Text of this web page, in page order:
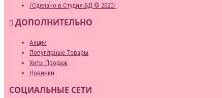
/Сделано в Студия БД © 2020/
ДОПОЛНИТЕЛЬНО
Акции
Популярные Товары
Хиты Продаж
Новинки
СОЦИАЛЬНЫЕ СЕТИ